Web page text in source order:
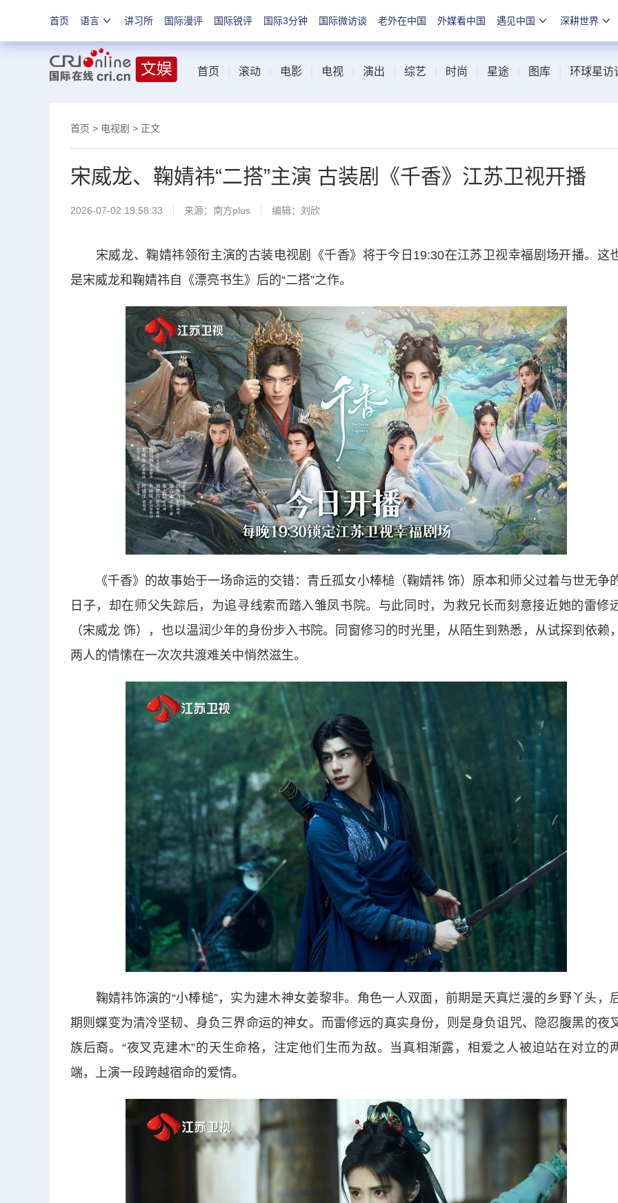
首页 语言 讲习所 国际漫评 国际锐评 国际3分钟 国际微访谈 老外在中国 外媒看中国 遇见中国 深耕世界
首页 滚动 电影 电视 演出 综艺 时尚 星途 图库 环球星访
首页 > 电视剧 > 正文
宋威龙、鞠婧祎“二搭”主演 古装剧《千香》江苏卫视开播
2026-07-02 19:58:33 来源： 南方plus 编辑：刘欣
宋威龙、鞠婧祎领衔主演的古装电视剧《千香》将于今日19:30在江苏卫视幸福剧场开播。这
是宋威龙和鞠婧祎自《漂亮书生》后的“二搭”之作。
《千香》的故事始于一场命运的交错：青丘孤女小棒槌（鞠婧祎 饰）原本和师父过着与世无争
日子，却在师父失踪后，为追寻线索而踏入雏凤书院。与此同时，为救兄长而刻意接近她的雷修
（宋威龙 饰），也以温润少年的身份步入书院。同窗修习的时光里，从陌生到熟悉，从试探到依赖
两人的情愫在一次次共渡难关中悄然滋生。
鞠婧祎饰演的“小棒槌”，实为建木神女姜黎非。角色一人双面，前期是天真烂漫的乡野丫头，
期则蝶变为清冷坚韧、身负三界命运的神女。而雷修远的真实身份，则是身负诅咒、隐忍腹黑的夜
族后裔。“夜叉克建木”的天生命格，注定他们生而为敌。当真相渐露，相爱之人被迫站在对立的
端，上演一段跨越宿命的爱情。